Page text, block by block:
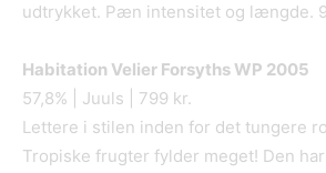
udtrykket. Pæn intensitet og længde.
Habitation Velier Forsyths WP 2005
57,8% | Juuls | 799 kr.
Lettere i stilen inden for det tungere
Tropiske frugter fylder meget! Den